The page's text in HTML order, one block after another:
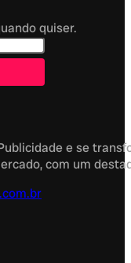
quiser.
e se
com um